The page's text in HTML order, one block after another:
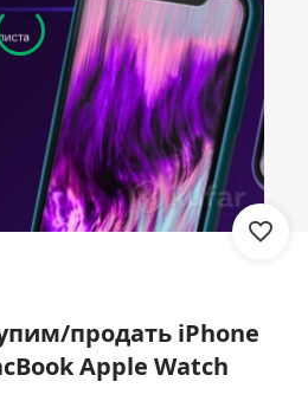
продать iPhone
Apple Watch